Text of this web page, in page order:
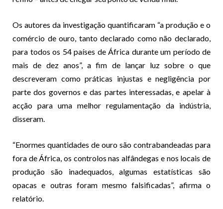
Os autores da investigação quantificaram “a produção e o
comércio de ouro, tanto declarado como não declarado,
para todos os 54 países de África durante um período de
mais de dez anos”, a fim de lançar luz sobre o que
descreveram como práticas injustas e negligência por
parte dos governos e das partes interessadas, e apelar à
acção para uma melhor regulamentação da indústria,
disseram.
“Enormes quantidades de ouro são contrabandeadas para
fora de África, os controlos nas alfândegas e nos locais de
produção são inadequados, algumas estatísticas são
opacas e outras foram mesmo falsificadas”, afirma o
relatório.